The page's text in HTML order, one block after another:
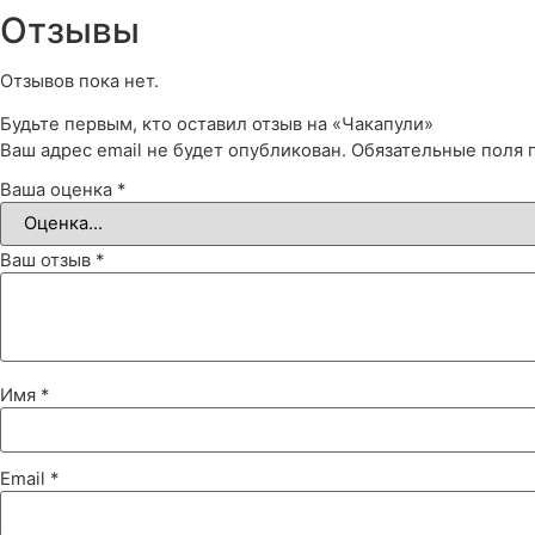
Отзывы
Отзывов пока нет.
Будьте первым, кто оставил отзыв на «Чакапули»
Ваш адрес email не будет опубликован. Обязательные поля
Ваша оценка *
Ваш отзыв *
Имя *
Email *